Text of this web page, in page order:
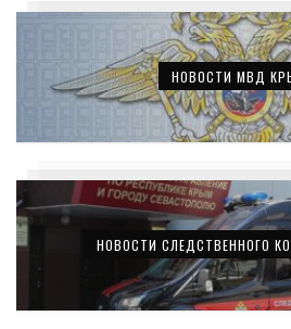
НОВОСТИ МВД
НОВОСТИ СЛЕДСТВЕННОГО